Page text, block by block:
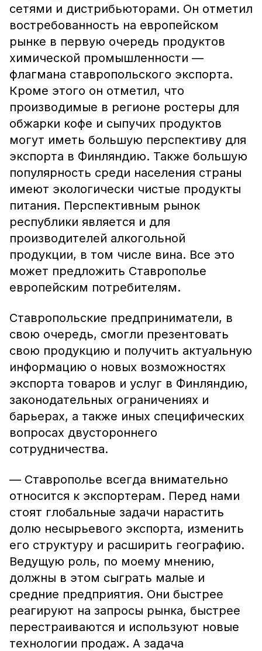
сетями и дистрибьюторами. Он отметил
востребованность на европейском
рынке в первую очередь продуктов
химической промышленности —
флагмана ставропольского экспорта.
Кроме этого он отметил, что
производимые в регионе ростеры для
обжарки кофе и сыпучих продуктов
могут иметь большую перспективу для
экспорта в Финляндию. Также большую
популярность среди населения страны
имеют экологически чистые продукты
питания. Перспективным рынок
республики является и для
производителей алкогольной
продукции, в том числе вина. Все это
может предложить Ставрополье
европейским потребителям.
Ставропольские предприниматели, в
свою очередь, смогли презентовать
свою продукцию и получить актуальную
информацию о новых возможностях
экспорта товаров и услуг в Финляндию,
законодательных ограничениях и
барьерах, а также иных специфических
вопросах двустороннего
сотрудничества.
— Ставрополье всегда внимательно
относится к экспортерам. Перед нами
стоят глобальные задачи нарастить
долю несырьевого экспорта, изменить
его структуру и расширить географию.
Ведущую роль, по моему мнению,
должны в этом сыграть малые и
средние предприятия. Они быстрее
реагируют на запросы рынка, быстрее
перестраиваются и используют новые
технологии продаж. А задача